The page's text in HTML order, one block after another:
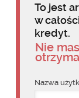
To jest
w
kredyt.
Nie
Nazwa